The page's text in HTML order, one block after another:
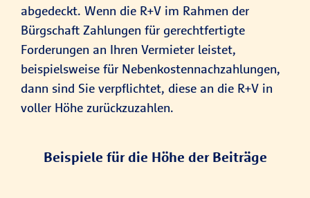
abgedeckt. Wenn die R+V im Rahmen der
Bürgschaft Zahlungen für gerechtfertigte
Forderungen an Ihren Vermieter leistet,
beispielsweise für Nebenkostennachzahlungen,
dann sind Sie verpflichtet, diese an die R+V in
voller Höhe zurückzuzahlen.
Beispiele für die Höhe der Beiträge